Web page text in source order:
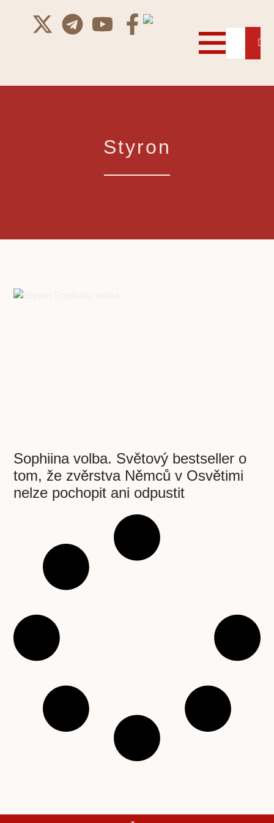
Styron
Sophiina volba. Světový bestseller o
tom, že zvěrstva Němců v Osvětimi
nelze pochopit ani odpustit